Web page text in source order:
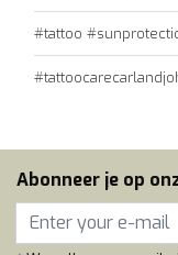
#tattoo
Abonneer je op